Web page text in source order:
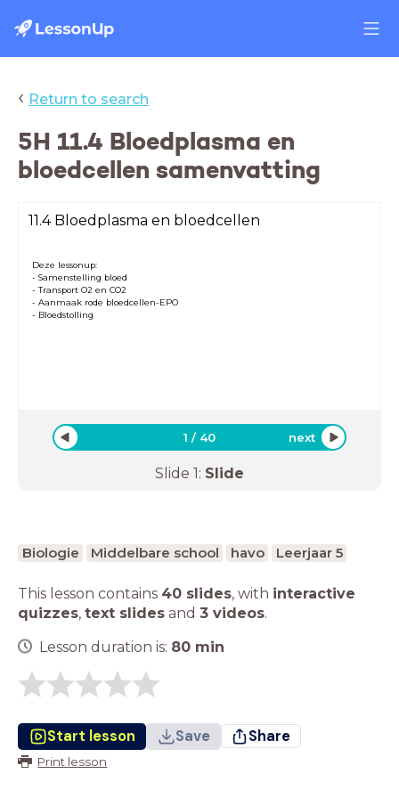
‹ Return to search
5H 11.4 Bloedplasma en
bloedcellen samenvatting
11.4 Bloedplasma en bloedcellen
Deze lessonup:
- Samenstelling bloed
- Transport O2 en CO2
- Aanmaak rode bloedcellen-EPO
- Bloedstolling
1 / 40 next
Slide 1: Slide
Biologie Middelbare school havo Leerjaar 5
This lesson contains 40 slides, with interactive
quizzes, text slides and 3 videos.
Lesson duration is: 80 min
Start lesson Save Share
Print lesson